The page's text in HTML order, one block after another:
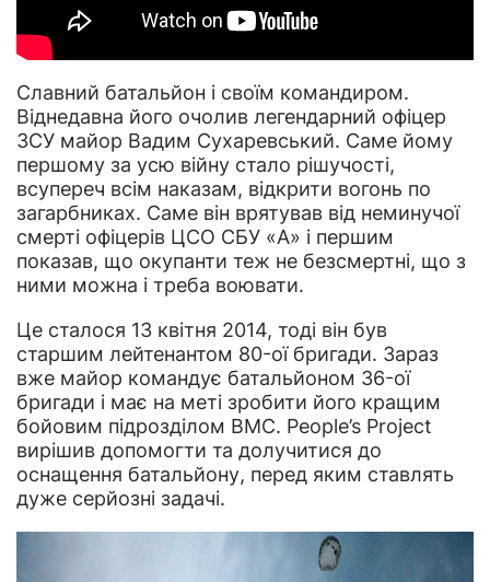
Славний батальйон і своїм командиром.
Віднедавна його очолив легендарний офіцер
ЗСУ майор Вадим Сухаревський. Саме йому
першому за усю війну стало рішучості,
всупереч всім наказам, відкрити вогонь по
загарбниках. Саме він врятував від неминучої
смерті офіцерів ЦСО СБУ «А» і першим
показав, що окупанти теж не безсмертні, що з
ними можна і треба воювати.
Це сталося 13 квітня 2014, тоді він був
старшим лейтенантом 80-ої бригади. Зараз
вже майор командує батальйоном 36-ої
бригади і має на меті зробити його кращим
бойовим підрозділом ВМС. People’s Project
вирішив допомогти та долучитися до
оснащення батальйону, перед яким ставлять
дуже серйозні задачі.